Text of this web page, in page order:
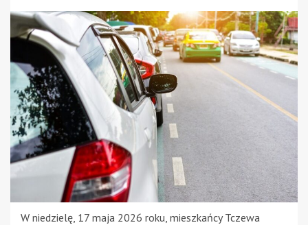
W niedzielę, 17 maja 2026 roku, mieszkańcy Tczewa